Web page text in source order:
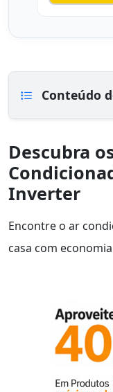
Conteúdo
Descubra
Inverter
Encontre o ar
casa com